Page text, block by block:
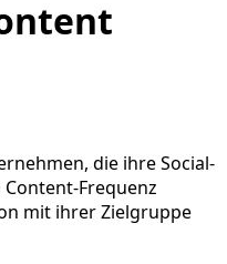
die ihre Social-
Frequenz
mit ihrer Zielgruppe